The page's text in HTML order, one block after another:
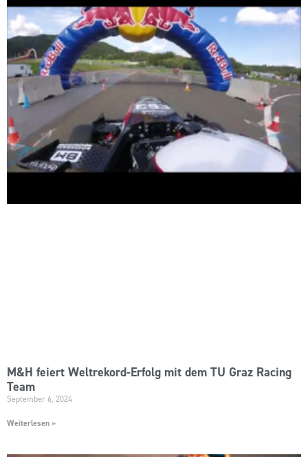
M&H feiert Weltrekord-Erfolg mit dem TU Graz Racing
Team
September 6, 2024
Weiterlesen »